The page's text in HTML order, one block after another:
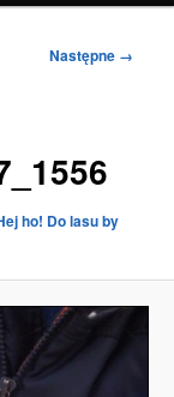
Następne →
ho! Do lasu by